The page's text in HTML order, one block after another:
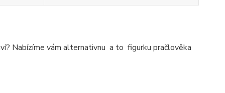
Nabízíme vám alternativnu a to figurku pračlověka